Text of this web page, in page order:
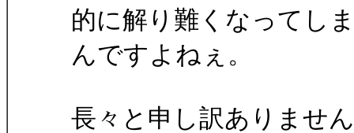
的に解り難くなってし
んですよねぇ。
長々と申し訳ありませ